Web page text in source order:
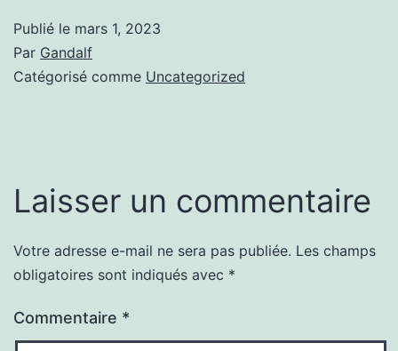
Publié le mars 1, 2023
Par Gandalf
Catégorisé comme Uncategorized
Laisser un commentaire
Votre adresse e-mail ne sera pas publiée. Les champs
obligatoires sont indiqués avec *
Commentaire *